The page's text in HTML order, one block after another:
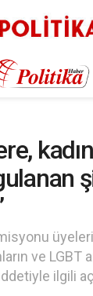
ve LGBT
ilgili